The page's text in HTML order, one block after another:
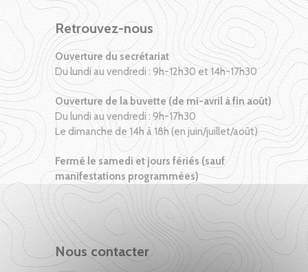
Retrouvez-nous
Ouverture du secrétariat
Du lundi au vendredi : 9h-12h30 et 14h-17h30
Ouverture de la buvette (de mi-avril à fin août)
Du lundi au vendredi : 9h-17h30
Le dimanche de 14h à 18h (en juin/juillet/août)
Fermé le samedi et jours fériés (sauf
manifestations programmées)
Nous contacter